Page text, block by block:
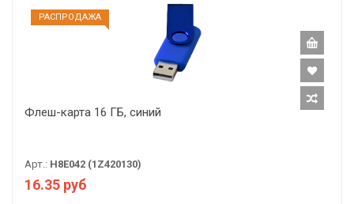
РАCПРОДАЖА
Флеш-карта 16 ГБ, синий
Арт.: H8E042 (1Z420130)
16.35 руб